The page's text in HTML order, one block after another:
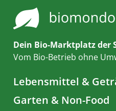
Dein Bio-Marktplatz der
Vom Bio-Betrieb ohne
Lebensmittel &
Garten & Non-Food